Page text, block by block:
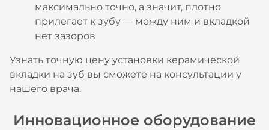
максимально точно, а значит, плотно
прилегает к зубу — между ним и вкладкой
нет зазоров
Узнать точную цену установки керамической
вкладки на зуб вы сможете на консультации у
нашего врача.
Инновационное оборудование